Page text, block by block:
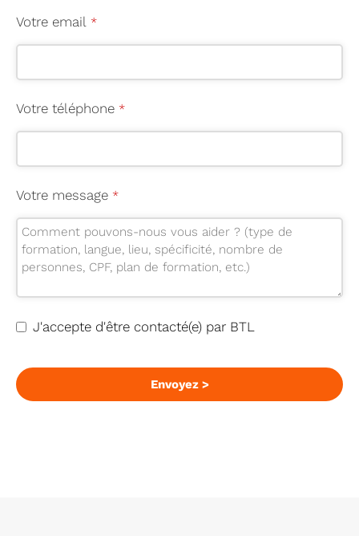
*
Votre email *
Votre téléphone *
Votre message *
J'accepte d'être contacté(e) par BTL
Envoyez >